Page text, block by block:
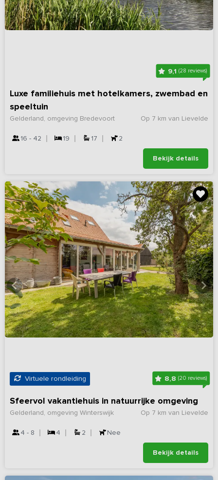
9,1(28 reviews)
Luxe familiehuis met hotelkamers, zwembad en
speeltuin
Op 7 km van Lievelde
Gelderland, omgeving Bredevoort
16 - 42 19 17 2
Bekijk details
Virtuele rondleiding 8,8 (20 reviews)
Sfeervol vakantiehuis in natuurrijke omgeving
Op 7 km van Lievelde
Gelderland, omgeving Winterswijk
4 - 8 4 2 Nee
Bekijk details